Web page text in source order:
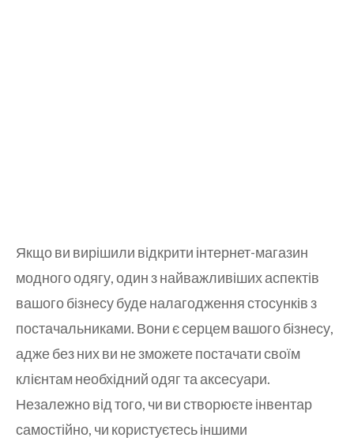
Якщо ви вирішили відкрити інтернет-магазин
модного одягу, один з найважливіших аспектів
вашого бізнесу буде налагодження стосунків з
постачальниками. Вони є серцем вашого бізнесу,
адже без них ви не зможете постачати своїм
клієнтам необхідний одяг та аксесуари.
Незалежно від того, чи ви створюєте інвентар
самостійно, чи користуєтесь іншими